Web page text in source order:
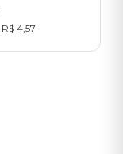
R$ 4 57